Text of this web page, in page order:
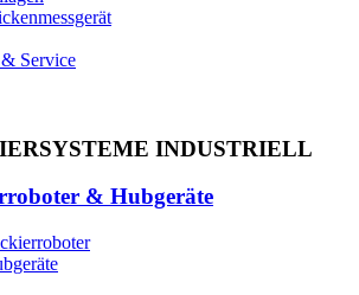
Service
INDUSTRIELL
& Hubgeräte